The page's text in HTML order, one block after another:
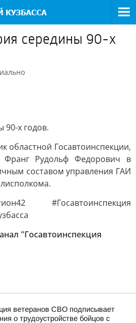
середины 90-х
90-х годов.
областной Госавтоинспекции,
Франг Рудольф Федорович в
составом управления ГАИ
#Госавтоинспекция
"Госавтоинспекция
ветеранов СВО подписывает
о трудоустройстве бойцов с